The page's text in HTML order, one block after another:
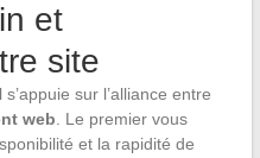
et
site
sur l’alliance entre
web . Le premier vous
et la rapidité de